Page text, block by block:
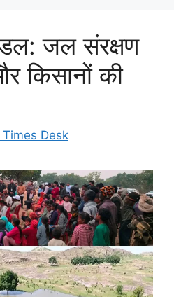
जल संरक्षण
किसानों की
Times Desk